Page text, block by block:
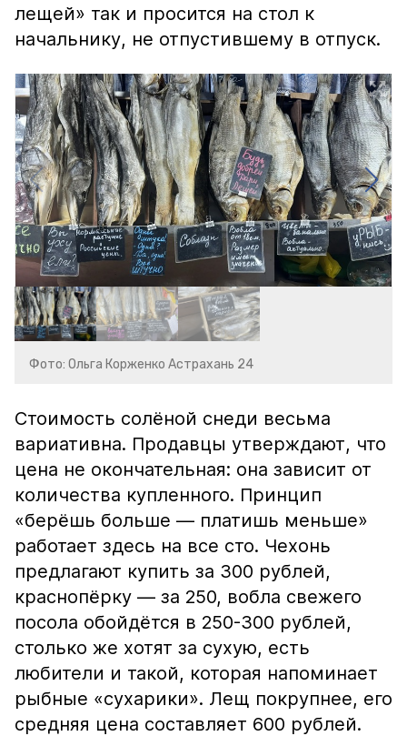
лещей» так и просится на стол к
начальнику, не отпустившему в отпуск.
Фото: Ольга Корженко Астрахань 24
Стоимость солёной снеди весьма
вариативна. Продавцы утверждают, что
цена не окончательная: она зависит от
количества купленного. Принцип
«берёшь больше — платишь меньше»
работает здесь на все сто. Чехонь
предлагают купить за 300 рублей,
краснопёрку — за 250, вобла свежего
посола обойдётся в 250-300 рублей,
столько же хотят за сухую, есть
любители и такой, которая напоминает
рыбные «сухарики». Лещ покрупнее, его
средняя цена составляет 600 рублей.